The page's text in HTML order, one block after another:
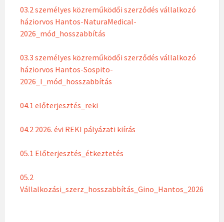
03.2 személyes közreműködői szerződés vállalkozó
háziorvos Hantos-NaturaMedical-
2026_mód_hosszabbítás
03.3 személyes közreműködői szerződés vállalkozó
háziorvos Hantos-Sospito-
2026_I_mód_hosszabbítás
04.1 előterjesztés_reki
04.2 2026. évi REKI pályázati kiírás
05.1 Előterjesztés_étkeztetés
05.2
Vállalkozási_szerz_hosszabbítás_Gino_Hantos_2026